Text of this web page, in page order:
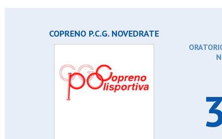
COPRENO P.C.G. NOVEDRATE